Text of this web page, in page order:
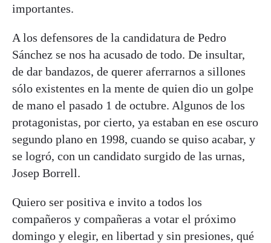
importantes.
A los defensores de la candidatura de Pedro
Sánchez se nos ha acusado de todo. De insultar,
de dar bandazos, de querer aferrarnos a sillones
sólo existentes en la mente de quien dio un golpe
de mano el pasado 1 de octubre. Algunos de los
protagonistas, por cierto, ya estaban en ese oscuro
segundo plano en 1998, cuando se quiso acabar, y
se logró, con un candidato surgido de las urnas,
Josep Borrell.
Quiero ser positiva e invito a todos los
compañeros y compañeras a votar el próximo
domingo y elegir, en libertad y sin presiones, qué